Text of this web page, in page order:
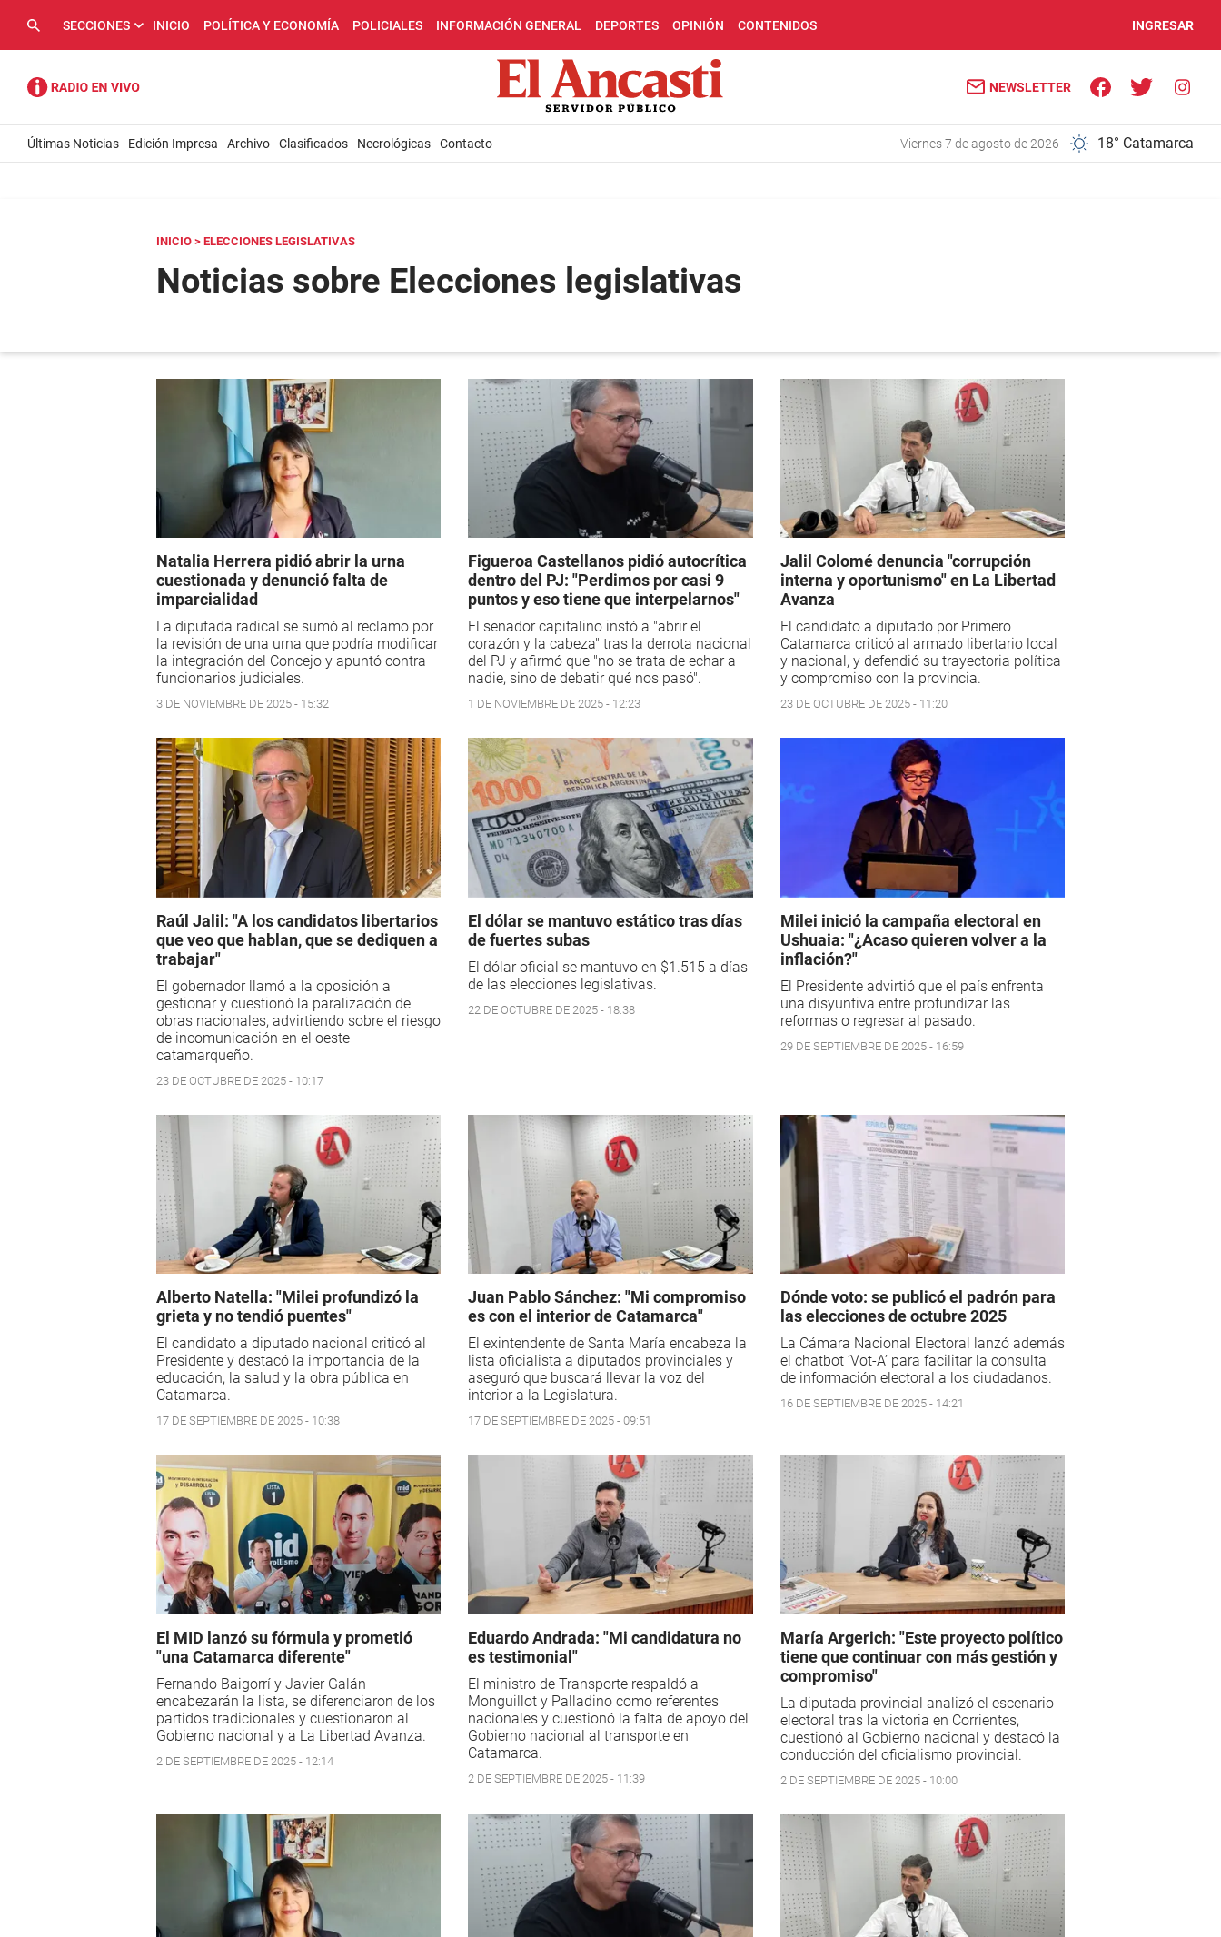
SECCIONES INICIO POLÍTICA Y ECONOMÍA POLICIALES INFORMACIÓN GENERAL DEPORTES OPINIÓN CONTENIDOS INGRESAR
NEWSLETTER
Últimas Noticias Edición Impresa Archivo Clasificados Necrológicas Contacto viernes 7 de agosto de 2026 18° Catamarca
INICIO > ELECCIONES LEGISLATIVAS
Noticias sobre Elecciones legislativas
Natalia Herrera pidió abrir la urna
cuestionada y denunció falta de
imparcialidad
La diputada radical se sumó al reclamo por
la revisión de una urna que podría modificar
la integración del Concejo y apuntó contra
funcionarios judiciales.
3 DE NOVIEMBRE DE 2025 - 15:32
Figueroa Castellanos pidió autocrítica
dentro del PJ: "Perdimos por casi 9
puntos y eso tiene que interpelarnos"
El senador capitalino instó a "abrir el
corazón y la cabeza" tras la derrota nacional
del PJ y afirmó que "no se trata de echar a
nadie, sino de debatir qué nos pasó".
1 DE NOVIEMBRE DE 2025 - 12:23
Jalil Colomé denuncia "corrupción
interna y oportunismo" en La Libertad
Avanza
El candidato a diputado por Primero
Catamarca criticó al armado libertario local
y nacional, y defendió su trayectoria política
y compromiso con la provincia.
23 DE OCTUBRE DE 2025 - 11:20
Raúl Jalil: "A los candidatos libertarios
que veo que hablan, que se dediquen a
trabajar"
El gobernador llamó a la oposición a
gestionar y cuestionó la paralización de
obras nacionales, advirtiendo sobre el riesgo
de incomunicación en el oeste
catamarqueño.
23 DE OCTUBRE DE 2025 - 10:17
El dólar se mantuvo estático tras días
de fuertes subas
El dólar oficial se mantuvo en $1.515 a días
de las elecciones legislativas.
22 DE OCTUBRE DE 2025 - 18:38
Milei inició la campaña electoral en
Ushuaia: "¿Acaso quieren volver a la
inflación?"
El Presidente advirtió que el país enfrenta
una disyuntiva entre profundizar las
reformas o regresar al pasado.
29 DE SEPTIEMBRE DE 2025 - 16:59
Alberto Natella: "Milei profundizó la
grieta y no tendió puentes"
El candidato a diputado nacional criticó al
Presidente y destacó la importancia de la
educación, la salud y la obra pública en
Catamarca.
17 DE SEPTIEMBRE DE 2025 - 10:38
Juan Pablo Sánchez: "Mi compromiso
es con el interior de Catamarca"
El exintendente de Santa María encabeza la
lista oficialista a diputados provinciales y
aseguró que buscará llevar la voz del
interior a la Legislatura.
17 DE SEPTIEMBRE DE 2025 - 09:51
Dónde voto: se publicó el padrón para
las elecciones de octubre 2025
La Cámara Nacional Electoral lanzó además
el chatbot ‘Vot-A’ para facilitar la consulta
de información electoral a los ciudadanos.
16 DE SEPTIEMBRE DE 2025 - 14:21
El MID lanzó su fórmula y prometió
"una Catamarca diferente"
Fernando Baigorrí y Javier Galán
encabezarán la lista, se diferenciaron de los
partidos tradicionales y cuestionaron al
Gobierno nacional y a La Libertad Avanza.
2 DE SEPTIEMBRE DE 2025 - 12:14
Eduardo Andrada: "Mi candidatura no
es testimonial"
El ministro de Transporte respaldó a
Monguillot y Palladino como referentes
nacionales y cuestionó la falta de apoyo del
Gobierno nacional al transporte en
Catamarca.
2 DE SEPTIEMBRE DE 2025 - 11:39
María Argerich: "Este proyecto político
tiene que continuar con más gestión y
compromiso"
La diputada provincial analizó el escenario
electoral tras la victoria en Corrientes,
cuestionó al Gobierno nacional y destacó la
conducción del oficialismo provincial.
2 DE SEPTIEMBRE DE 2025 - 10:00